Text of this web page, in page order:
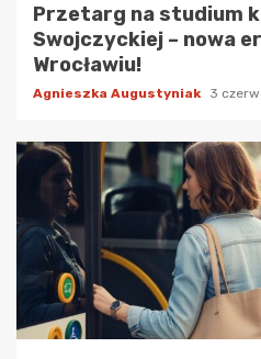
Przetarg na studium
Swojczyckiej – nowa
Wrocławiu!
Agnieszka Augustyniak 3